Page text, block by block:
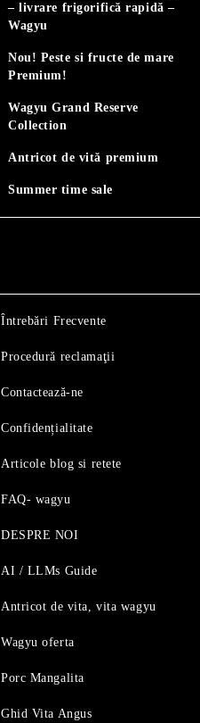
– livrare frigorifică rapidă –
Wagyu
Nou! Peste si fructe de mare
Premium!
Wagyu Grand Reserve
Collection
Antricot de vită premium
Summer time sale
Întrebări Frecvente
Procedură reclamaţii
Contactează-ne
Confidențialitate
Articole blog si retete
FAQ- wagyu
DESPRE NOI
AI / LLMs Guide
Antricot de vita, vita wagyu
Wagyu oferta
Porc Mangalita
Ghid Vita Angus